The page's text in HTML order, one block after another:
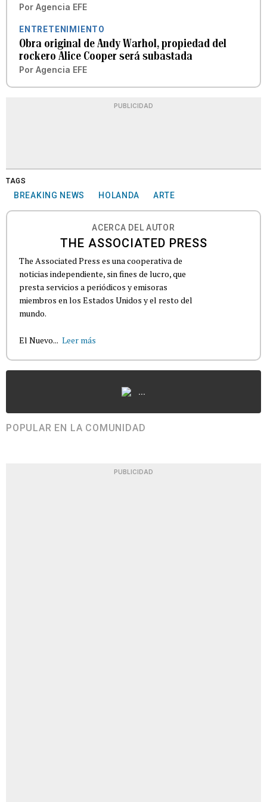
Por Agencia EFE
ENTRETENIMIENTO
Obra original de Andy Warhol, propiedad del
rockero Alice Cooper será subastada
Por Agencia EFE
PUBLICIDAD
TAGS
BREAKING NEWS HOLANDA ARTE
ACERCA DEL AUTOR
THE ASSOCIATED PRESS
The Associated Press es una cooperativa de
noticias independiente, sin fines de lucro, que
presta servicios a periódicos y emisoras
miembros en los Estados Unidos y el resto del
mundo.
El Nuevo... Leer más
...
POPULAR EN LA COMUNIDAD
PUBLICIDAD